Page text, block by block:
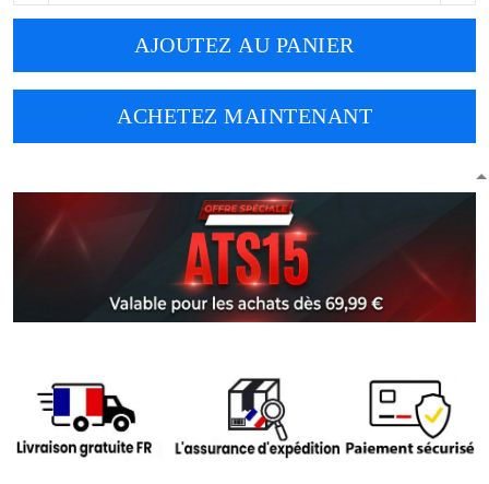
AJOUTEZ AU PANIER
ACHETEZ MAINTENANT